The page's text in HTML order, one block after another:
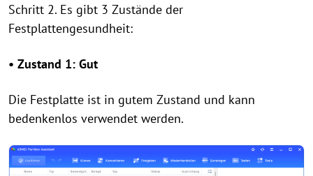
Schritt 2. Es gibt 3 Zustände der
Festplattengesundheit:
• Zustand 1: Gut
Die Festplatte ist in gutem Zustand und kann
bedenkenlos verwendet werden.